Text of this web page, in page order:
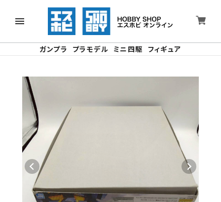
ガンプラ プラモデル ミニ四駆 フィギュア